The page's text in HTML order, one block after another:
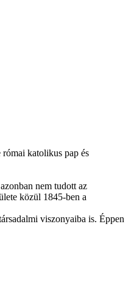
katolikus pap és
nem tudott az
közül 1845-ben a
viszonyaiba is. Éppen